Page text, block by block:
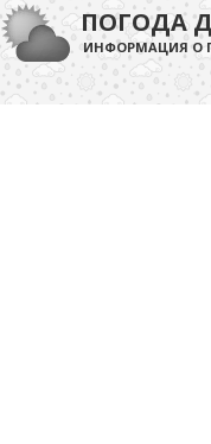
ПОГОДА
ИНФОРМАЦИЯ О